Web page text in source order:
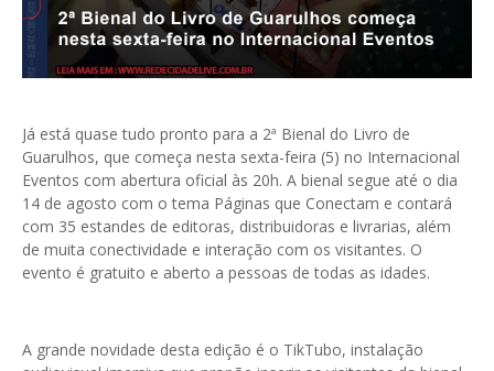
Já está quase tudo pronto para a 2ª Bienal do Livro de
Guarulhos, que começa nesta sexta-feira (5) no Internacional
Eventos com abertura oficial às 20h. A bienal segue até o dia
14 de agosto com o tema Páginas que Conectam e contará
com 35 estandes de editoras, distribuidoras e livrarias, além
de muita conectividade e interação com os visitantes. O
evento é gratuito e aberto a pessoas de todas as idades.
A grande novidade desta edição é o TikTubo, instalação